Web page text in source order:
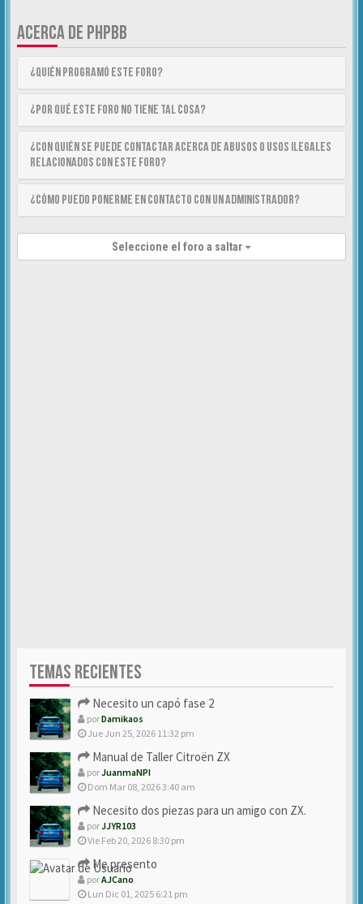
ACERCA DE PHPBB
¿Quién programó este foro?
¿Por qué este foro no tiene tal cosa?
¿Con quién se puede contactar acerca de abusos o usos ilegales
relacionados con este foro?
¿Cómo puedo ponerme en contacto con un Administrador?
Seleccione el foro a saltar
TEMAS RECIENTES
Necesito un capó fase 2
porDamikaos
Jue Jun 25, 2026 11:32 pm
Manual de Taller Citroën ZX
porJuanmaNPI
Dom Mar 08, 2026 3:40 am
Necesito dos piezas para un amigo con ZX.
porJJYR103
Vie Feb 20, 2026 8:30 pm
Me presento
porAJCano
Lun Dic 01, 2025 6:21 pm